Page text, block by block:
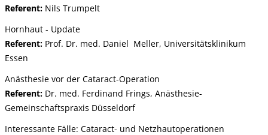
Referent: Nils Trumpelt
Hornhaut - Update
Referent: Prof. Dr. med. Daniel Meller, Universitätsklinikum
Essen
Anästhesie vor der Cataract-Operation
Referent: Dr. med. Ferdinand Frings, Anästhesie-
Gemeinschaftspraxis Düsseldorf
Interessante Fälle: Cataract- und Netzhautoperationen